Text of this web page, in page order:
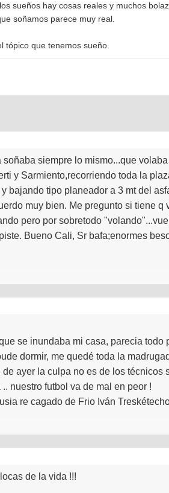
sueños hay cosas reales y muchos
soñamos parece muy real.
tópico que tenemos sueño.
siempre lo mismo...que
y Sarmiento,recorriendo toda la
bajando tipo planeador a 3 mt del
muy bien. Me pregunto si tiene q
pero por sobretodo
Bueno Cali, Sr bafa;enormes
se inundaba mi casa, parecia todo
dormir, me quedé toda la
de ayer la culpa no es de los técnicos
nuestro futbol va de mal en peor !
re cagado de Frio Iván
de la vida !!!